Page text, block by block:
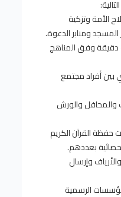
الأمة وتزكية
ومنابر الدعوة.
دقيقة وفق المناهج
بين أفراد مجتمع
والمحافل والورش
حفظة القرآن الكريم
بعددهم.
وإرسال
الرسمية